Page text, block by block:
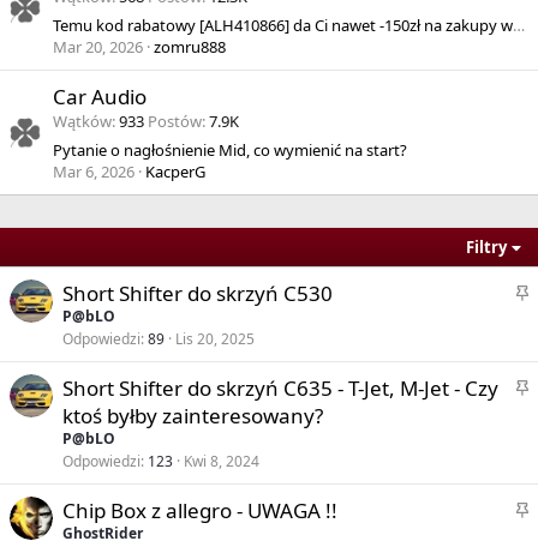
Temu kod rabatowy [ALH410866] da Ci nawet -150zł na zakupy w aplikacji
Mar 20, 2026 zomru888
Car Audio
Wątków 933 Postów 7.9K
Pytanie o nagłośnienie Mid, co wymienić na start?
Mar 6, 2026 KacperG
Filtry
P
y
k
o
n
Short Shifter do skrzyń C530
P@bLO
Odpowiedzi 89 Lis 20, 2025
P
k
l
Short Shifter do skrzyń C635 - T-Jet, M-Jet - Czy
ktoś byłby zainteresowany?
P@bLO
Odpowiedzi 123 Kwi 8, 2024
P
Chip Box z allegro - UWAGA !!
GhostRider